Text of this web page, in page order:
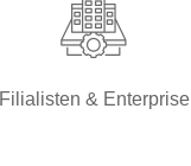
Filialisten & Enterprise